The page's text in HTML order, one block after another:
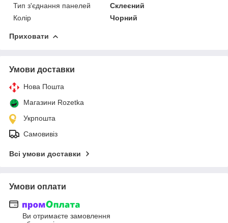
Тип з'єднання панелей
Склеєний
Колір
Чорний
Приховати
Умови доставки
Нова Пошта
Магазини Rozetka
Укрпошта
Самовивіз
Всі умови доставки
Умови оплати
Ви отримаєте замовлення